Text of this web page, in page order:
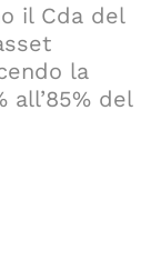
il Cda del
la
all’85% del